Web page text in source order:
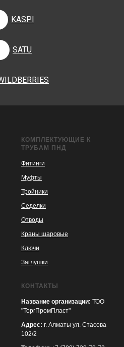
KASPI
SATU
КОМПЛЕКТУЮЩИЕ К
ТРУБАМ ПНД
Фитинги
Муфты
Тройники
Седелки
Отводы
Краны шаровые
Ключи
Заглушки
КОНТАКТЫ
Название организации: ТОО
"ТоргПромПласт"
Адрес: г. Алматы ул. Стасова
102/2